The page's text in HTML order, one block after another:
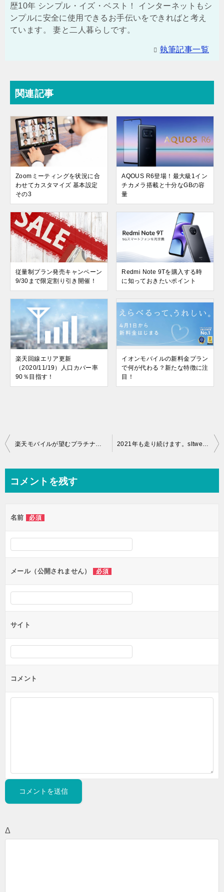
歴10年 シンプル・イズ・ベスト！ インターネットもシ
ンプルに安全に使用できるお手伝いをできればと考え
ています。 妻と二人暮らしです。
執筆記事一覧
関連記事
Zoomミーティングを状況に合
わせてカスタマイズ 基本設定
その3
AQOUS R6登場！最大級1イン
チカメラ搭載と十分なGBの容
量
従量制プラン発売キャンペーン
9/30まで限定割り引き開催！
Redmi Note 9Tを購入する時
に知っておきたいポイント
楽天回線エリア更新
（2020/11/19）人口カバー率
90％目指す！
イオンモバイルの新料金プラン
で何が代わる？新たな特徴に注
目！
投
ビ
ー
シ
ン
楽天モバイルが望むプラチナバンドのメリットは？エリア拡大のため 2021年も走り続けます。sltweb.orgをよろしくお願いします
コメントを残す
名前 必須
メール（公開されません） 必須
サイト
コメント
Δ